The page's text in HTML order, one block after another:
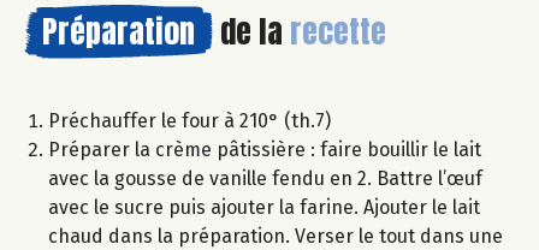
Préparation de la recette
Préchauffer le four à 210° (th.7)
Préparer la crème pâtissière : faire bouillir le lait
avec la gousse de vanille fendu en 2. Battre l’œuf
avec le sucre puis ajouter la farine. Ajouter le lait
chaud dans la préparation. Verser le tout dans une